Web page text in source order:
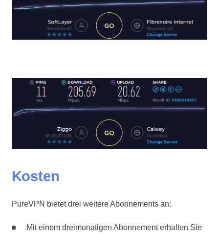
Kosten
PureVPN bietet drei weitere Abonnements an:
Mit einem dreimonatigen Abonnement erhalten Sie